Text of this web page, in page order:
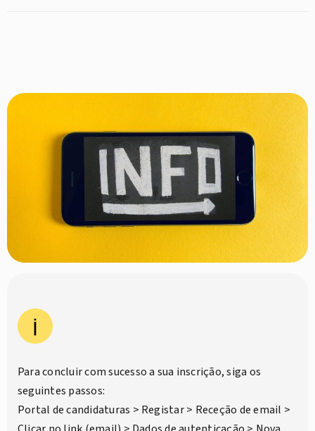
Para concluir com sucesso a sua inscrição, siga os
seguintes passos:
Portal de candidaturas > Registar > Receção de email >